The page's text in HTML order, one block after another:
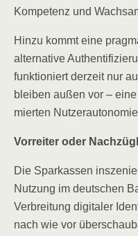
Kom­pe­tenz und
Hin­zu kommt eine
alter­na­ti­ve
funk­tio­niert der­zeit nur
blei­ben außen vor –
mier­ten
Vor­rei­ter oder
Die Spar­kas­sen
Nut­zung im deut­schen
Ver­brei­tung digi­ta­ler
nach wie vor